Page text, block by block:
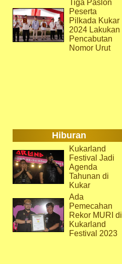
Tiga Paslon
Peserta
Pilkada Kukar
2024 Lakukan
Pencabutan
Nomor Urut
Hiburan
Kukarland
Festival Jadi
Agenda
Tahunan di
Kukar
Ada
Pemecahan
Rekor MURI di
Kukarland
Festival 2023